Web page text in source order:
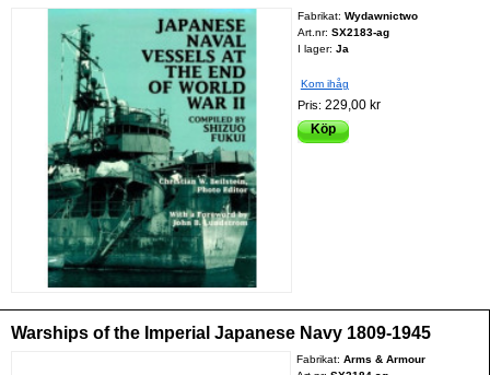
Fabrikat: Wydawnictwo
Art.nr: SX2183-ag
I lager: Ja
Kom ihåg
Pris: 229,00 kr
Köp
Warships of the Imperial Japanese Navy 1809-1945
Fabrikat:Arms & Armour